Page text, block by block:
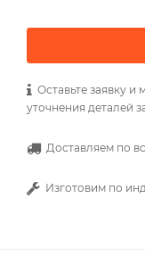
Оставьте заявку
уточнения деталей
Доставляем по
Изготовим по